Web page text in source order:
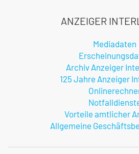
ANZEIGER
Mediadaten
Archiv Anzeiger
125 Jahre Anzeiger
Vorteile amtlicher
Allgemeine